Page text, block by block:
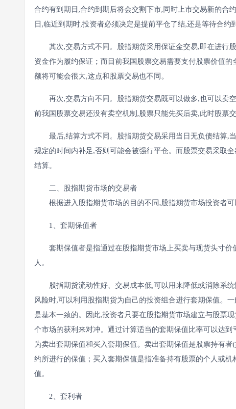
合约有到期日,合约到期后将会交割下市,同时上市交易新的合
日,临近到期时,投资者必须决定是提前平仓了结,还是等待合约
其次,交易方式不同。股指期货采用保证金交易,即在进行
资金作为履约保证；而目前我国股票交易需要支付股票价值
额将可能会很大,这点和股票交易也不同。
再次,交易方向不同。股指期货交易既可以做多,也可以卖空
前我国股票交易还没有卖空机制,股票只能先买后卖,此时股票
最后,结算方式不同。股指期货交易采用当日无负债结算,
规定的时间内补足,否则可能会被强行平仓。而股票交易采取
结算。
二、股指期货市场的交易者
根据进入股指期货市场的目的不同,股指期货市场投资者可
1、套期保值者
套期保值者是指通过在股指期货市场上买卖与现货头寸价
人。
股指期货流动性好、交易成本低,可以用来降低或消除系统
风险时,可以利用股指期货为自己的投资组合进行套期保值。
是基本一致的。因此,投资者只要在股指期货市场建立与股票
个市场的获利来对冲。通过计算适当的套期保值比率可以达
为卖出套期保值和买入套期保值。卖出套期保值是股票持有
约所进行的保值；买入套期保值是指准备持有股票的个人或
值。
2、套利者